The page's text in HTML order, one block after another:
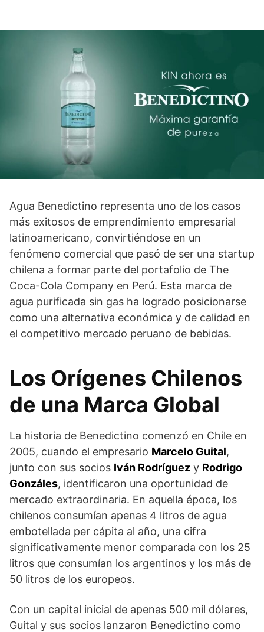
Agua Benedictino representa uno de los casos
más exitosos de emprendimiento empresarial
latinoamericano, convirtiéndose en un
fenómeno comercial que pasó de ser una startup
chilena a formar parte del portafolio de The
Coca-Cola Company en Perú. Esta marca de
agua purificada sin gas ha logrado posicionarse
como una alternativa económica y de calidad en
el competitivo mercado peruano de bebidas.
Los Orígenes Chilenos
de una Marca Global
La historia de Benedictino comenzó en Chile en
2005, cuando el empresario Marcelo Guital,
junto con sus socios Iván Rodríguez y Rodrigo
Gonzáles, identificaron una oportunidad de
mercado extraordinaria. En aquella época, los
chilenos consumían apenas 4 litros de agua
embotellada per cápita al año, una cifra
significativamente menor comparada con los 25
litros que consumían los argentinos y los más de
50 litros de los europeos.
Con un capital inicial de apenas 500 mil dólares,
Guital y sus socios lanzaron Benedictino como